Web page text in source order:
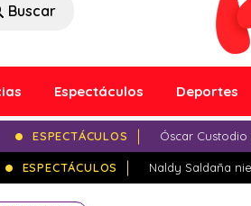
Buscar
Espectáculos Deportes
ESPECTÁCULOS Óscar
ESPECTÁCULOS Naldy Saldaña